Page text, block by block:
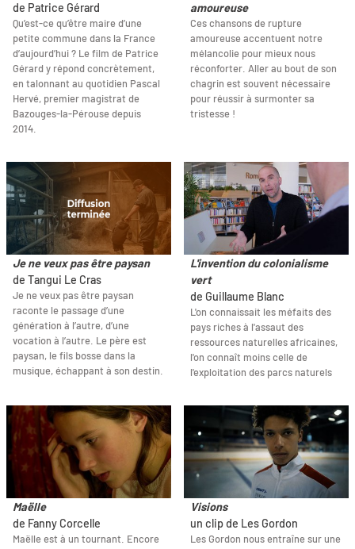
de Patrice Gérard
Qu’est-ce qu’être maire d’une
petite commune dans la France
d’aujourd’hui ? Le film de Patrice
Gérard y répond concrètement,
en talonnant au quotidien Pascal
Hervé, premier magistrat de
Bazouges-la-Pérouse depuis
2014.
amoureuse
Ces chansons de rupture
amoureuse accentuent notre
mélancolie pour mieux nous
réconforter. Aller au bout de son
chagrin est souvent nécessaire
pour réussir à surmonter sa
tristesse !
Je ne veux pas être paysan
de Tangui Le Cras
Je ne veux pas être paysan
raconte le passage d’une
génération à l’autre, d’une
vocation à l’autre. Le père est
paysan, le fils bosse dans la
musique, échappant à son destin.
L'invention du colonialisme
vert
de Guillaume Blanc
L'on connaissait les méfaits des
pays riches à l'assaut des
ressources naturelles africaines,
l'on connaît moins celle de
l'exploitation des parcs naturels
Maëlle
de Fanny Corcelle
Maëlle est à un tournant. Encore
Visions
un clip de Les Gordon
Les Gordon nous entraîne sur une